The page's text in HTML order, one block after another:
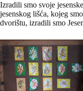
Izradili smo svoje
jesenskog lišća, kojeg
dvorištu, izradili smo